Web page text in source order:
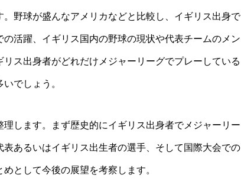
野球が盛んなアメリカなどと比較し、イギリス出身で
活躍、イギリス国内の野球の現状や代表チームのメン
ス出身者がどれだけメジャーリーグでプレーしている
でしょう。
します。まず歴史的にイギリス出身者でメジャーリー
あるいはイギリス出生者の選手、そして国際大会での
として今後の展望を考察します。